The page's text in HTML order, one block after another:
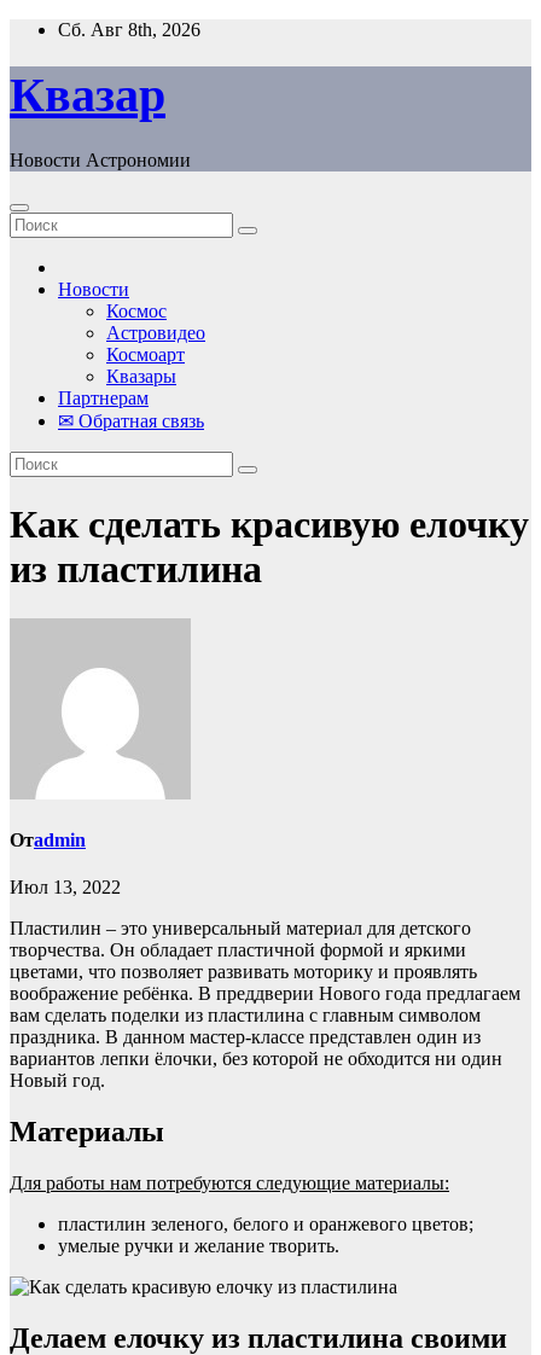
Перейти
содержанию
Сб. Авг 8th, 2026
Квазар
Новости Астрономии
Новости
Космос
Астровидео
Космоарт
Квазары
Партнерам
✉ Обратная связь
Как сделать красивую елочку
из пластилина
Отadmin
Июл 13, 2022
Пластилин – это универсальный материал для детского
творчества. Он обладает пластичной формой и яркими
цветами, что позволяет развивать моторику и проявлять
воображение ребёнка. В преддверии Нового года предлагаем
вам сделать поделки из пластилина с главным символом
праздника. В данном мастер-классе представлен один из
вариантов лепки ёлочки, без которой не обходится ни один
Новый год.
Материалы
Для работы нам потребуются следующие материалы:
пластилин зеленого, белого и оранжевого цветов;
умелые ручки и желание творить.
Делаем елочку из пластилина своими